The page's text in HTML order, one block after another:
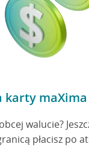
maXima
walucie?
płacisz po